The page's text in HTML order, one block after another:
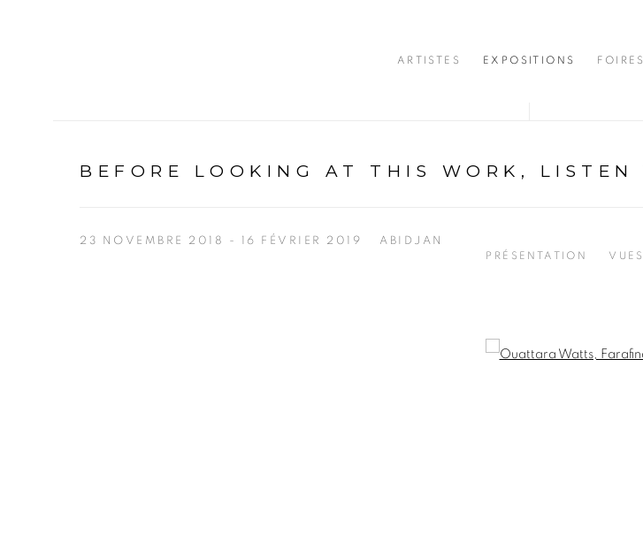
ARTISTES EXPOSITIONS FOIRES
BEFORE LOOKING AT THIS WORK, LISTEN
23 NOVEMBRE 2018 - 16 FÉVRIER 2019 ABIDJAN
PRÉSENTATION